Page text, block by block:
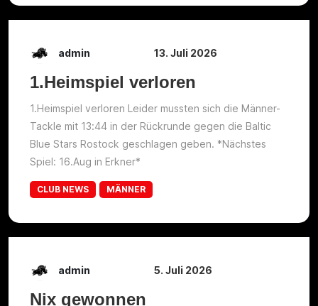
admin 13. Juli 2026
1.Heimspiel verloren
1.Heimspiel verloren Leider mussten sich die Männer-
Tackle mit 13:44 in der Rückrunde gegen die Baltic
Blue Stars Rostock geschlagen geben. *Nächstes
Spiel: 16.Aug in Erkner*
CLUB NEWS MÄNNER
admin 5. Juli 2026
Nix gewonnen